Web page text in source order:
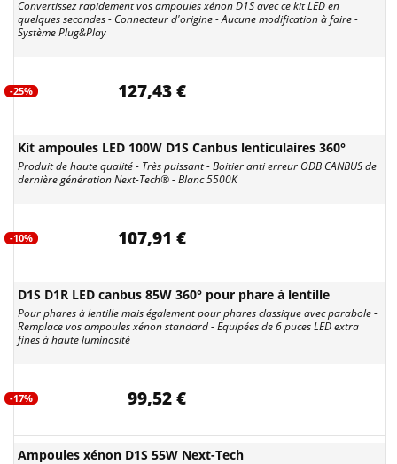
Convertissez rapidement vos ampoules xénon D1S avec ce kit LED en
quelques secondes - Connecteur d'origine - Aucune modification à faire -
Système Plug&Play
-25% 127,43 €
Kit ampoules LED 100W D1S Canbus lenticulaires 360°
Produit de haute qualité - Très puissant - Boitier anti erreur ODB CANBUS de
dernière génération Next-Tech® - Blanc 5500K
-10% 107,91 €
D1S D1R LED canbus 85W 360° pour phare à lentille
Pour phares à lentille mais également pour phares classique avec parabole -
Remplace vos ampoules xénon standard - Équipées de 6 puces LED extra
fines à haute luminosité
-17% 99,52 €
Ampoules xénon D1S 55W Next-Tech